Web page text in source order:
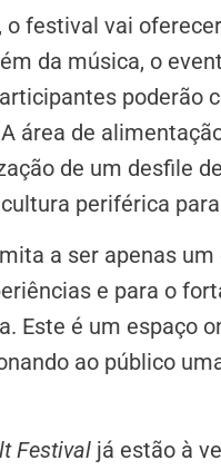
festival vai
da música, o
poderão
área de
de um desfile
periférica
a ser apenas
e para o
Este é um espaço
ao público
Festival já estão à